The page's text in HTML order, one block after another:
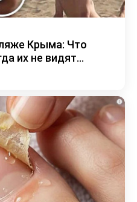
Крыма: Что
их не видят...
i